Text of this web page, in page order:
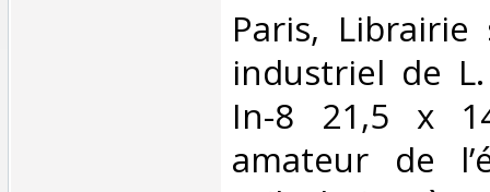
‎Paris,
industriel de
In-8 21,5 x
amateur de